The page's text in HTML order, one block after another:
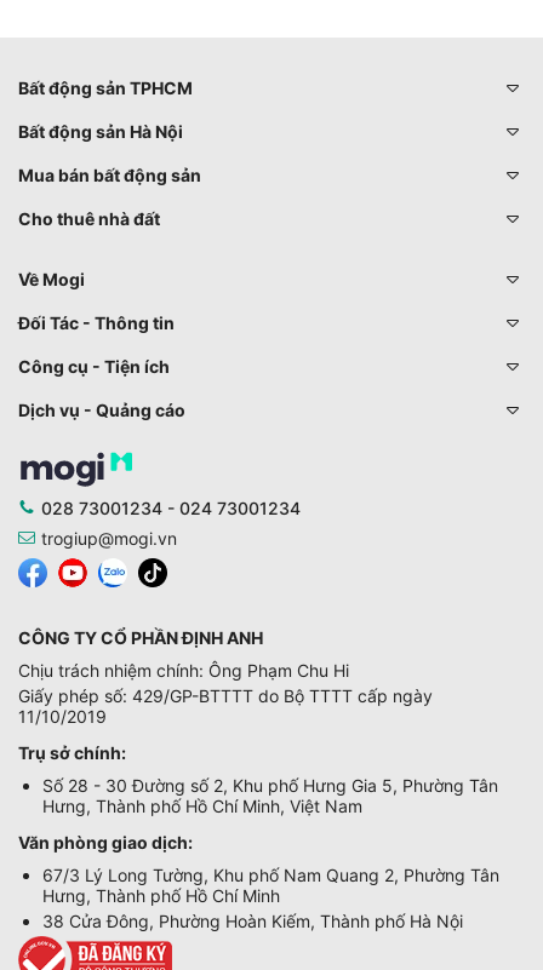
Bất động sản TPHCM
Bất động sản Hà Nội
Mua bán bất động sản
Cho thuê nhà đất
Về Mogi
Đối Tác - Thông tin
Công cụ - Tiện ích
Dịch vụ - Quảng cáo
028 73001234 - 024 73001234
trogiup@mogi.vn
CÔNG TY CỔ PHẦN ĐỊNH ANH
Chịu trách nhiệm chính: Ông Phạm Chu Hi
Giấy phép số: 429/GP-BTTTT do Bộ TTTT cấp ngày
11/10/2019
Trụ sở chính:
Số 28 - 30 Đường số 2, Khu phố Hưng Gia 5, Phường Tân
Hưng, Thành phố Hồ Chí Minh, Việt Nam
Văn phòng giao dịch:
67/3 Lý Long Tường, Khu phố Nam Quang 2, Phường Tân
Hưng, Thành phố Hồ Chí Minh
38 Cửa Đông, Phường Hoàn Kiếm, Thành phố Hà Nội